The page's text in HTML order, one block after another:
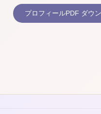
プロフィールPDF ダウ